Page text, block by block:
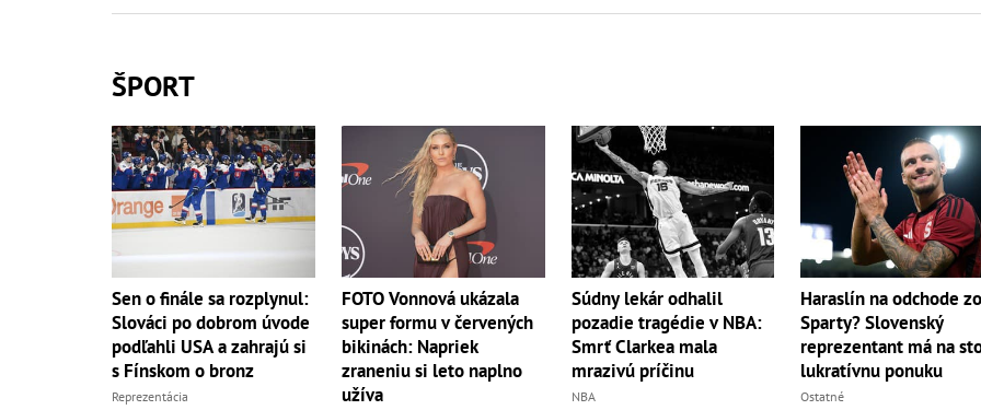
ŠPORT
Sen o finále sa rozplynul:
Slováci po dobrom úvode
podľahli USA a zahrajú si
s Fínskom o bronz
Reprezentácia
FOTO Vonnová ukázala
super formu v červených
bikinách: Napriek
zraneniu si leto naplno
užíva
Súdny lekár odhalil
pozadie tragédie v NBA:
Smrť Clarkea mala
mrazivú príčinu
NBA
Haraslín na odchode
Sparty? Slovenský
reprezentant má na
lukratívnu ponuku
Ostatné